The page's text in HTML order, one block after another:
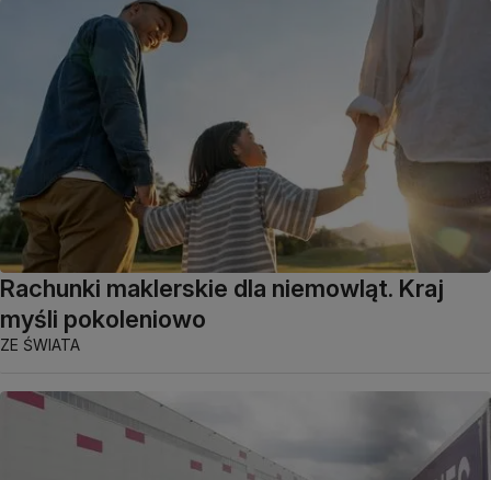
Rachunki maklerskie dla niemowląt. Kraj
myśli pokoleniowo
ZE ŚWIATA